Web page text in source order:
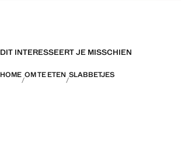
DIT INTERESSEERT JE MISSCHIEN
HOME OM TE ETEN SLABBETJES